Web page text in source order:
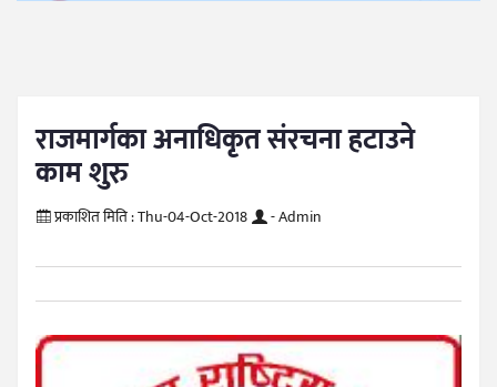
राजमार्गका अनाधिकृत संरचना हटाउने
काम शुरु
प्रकाशित मिति :Thu-04-Oct-2018 - Admin